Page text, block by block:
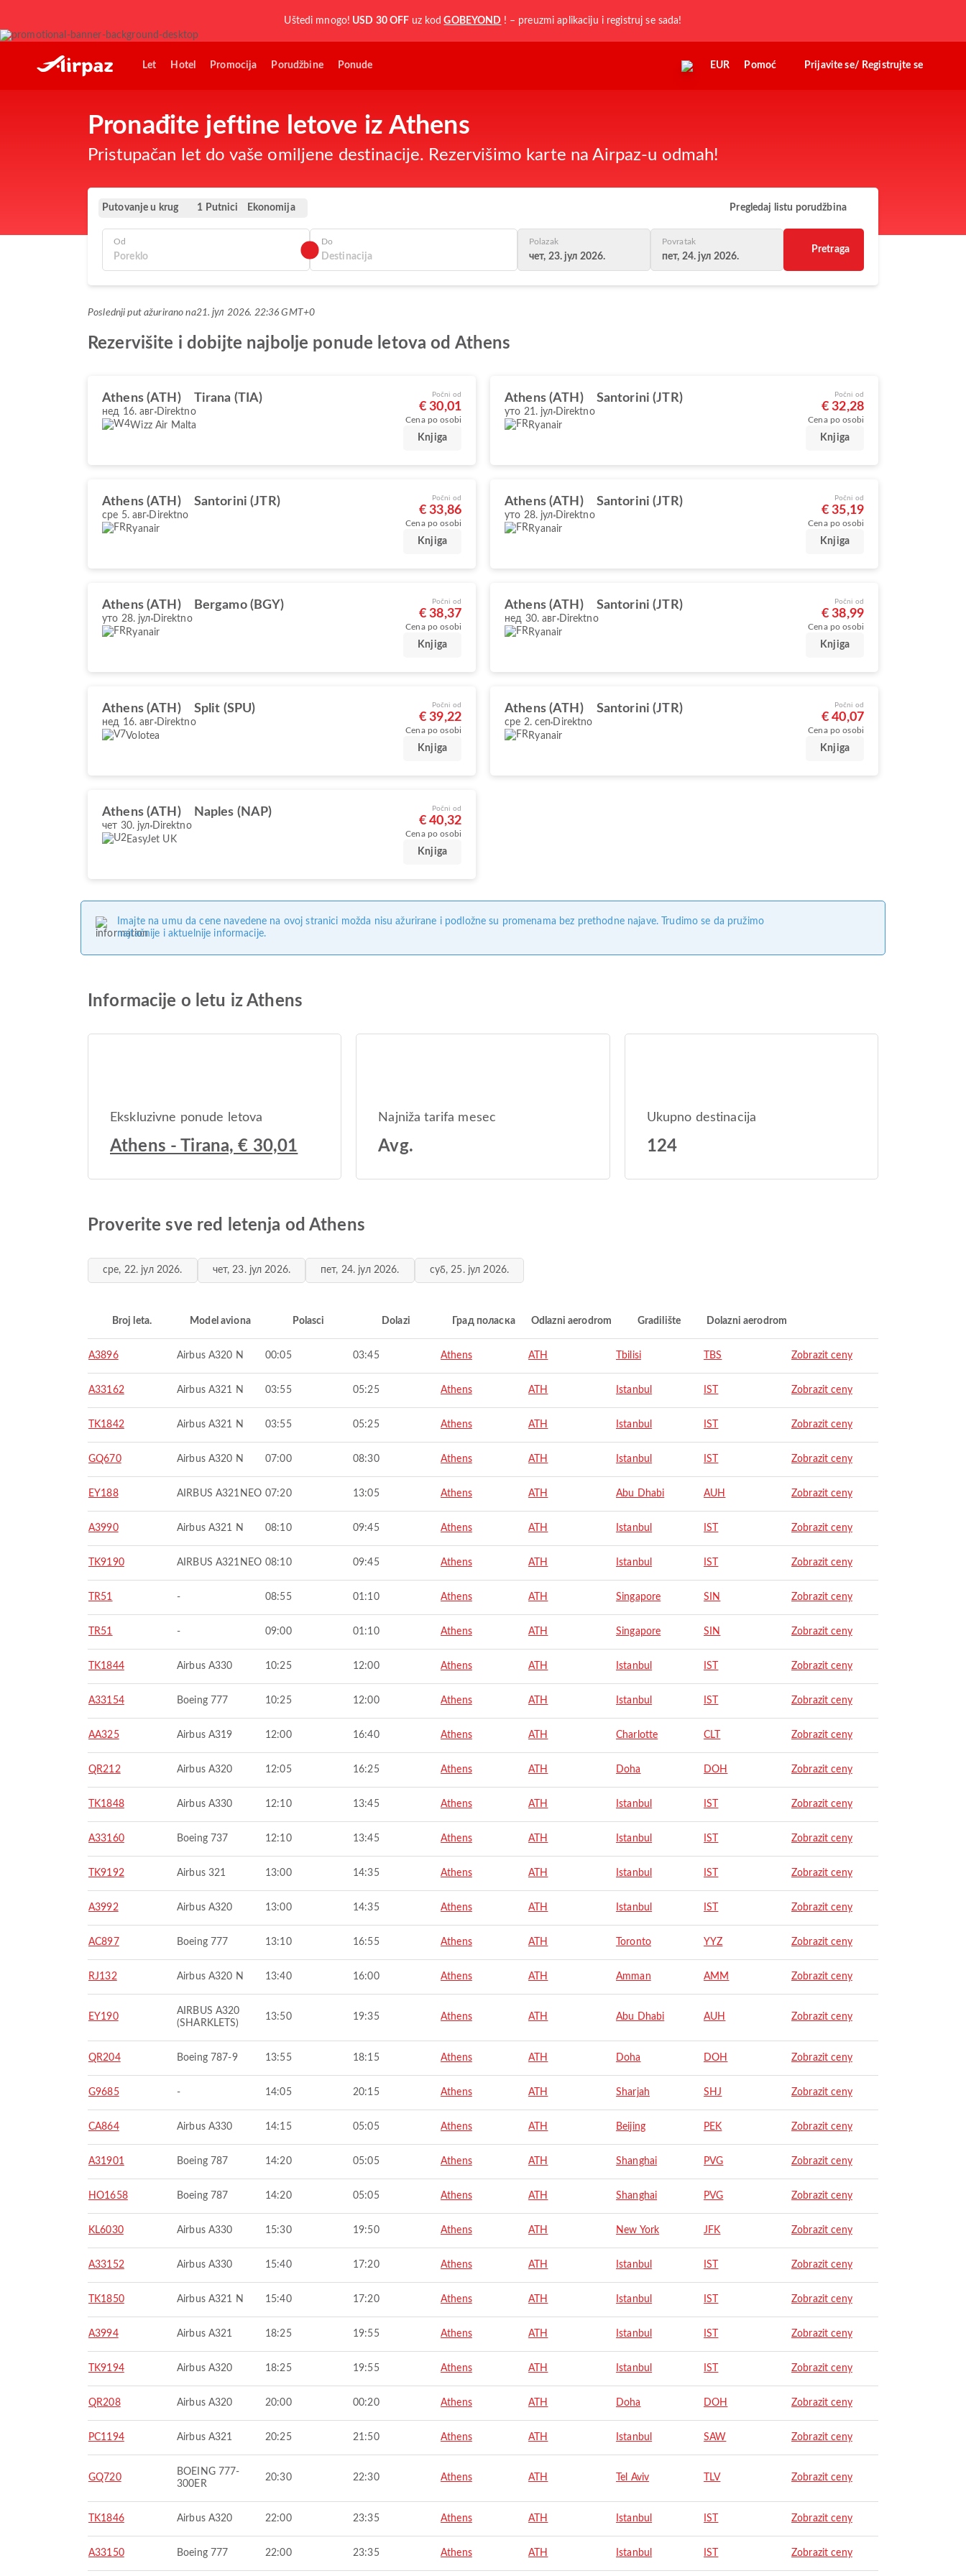
Uštedi mnogo! USD 30 OFF uz kod GOBEYOND ! – preuzmi aplikaciju i registruj se sada!
Let Hotel Promocija Porudžbine Ponude EUR Pomoć Prijavite se/ Registrujte se
Pronađite jeftine letove iz Athens
Pristupačan let do vaše omiljene destinacije. Rezervišimo karte na Airpaz-u odmah!
Putovanje u krug 1 Putnici Ekonomija Pregledaj listu porudžbina
Od Do Polazak
чет, 23. јул 2026.
Povratak
пет, 24. јул 2026.
Pretraga
Poslednji put ažurirano na21. јул 2026. 22:36 GMT+0
Rezervišite i dobijte najbolje ponude letova od Athens
Athens (ATH) Tirana (TIA)
нед 16. авг Direktno
Wizz Air Malta
Počni od
€ 30,01
Cena po osobi
Knjiga
Athens (ATH) Santorini (JTR)
уто 21. јул Direktno
Ryanair
Počni od
€ 32,28
Cena po osobi
Knjiga
Athens (ATH) Santorini (JTR)
сре 5. авг Direktno
Ryanair
Počni od
€ 33,86
Cena po osobi
Knjiga
Athens (ATH) Santorini (JTR)
уто 28. јул Direktno
Ryanair
Počni od
€ 35,19
Cena po osobi
Knjiga
Athens (ATH) Bergamo (BGY)
уто 28. јул Direktno
Ryanair
Počni od
€ 38,37
Cena po osobi
Knjiga
Athens (ATH) Santorini (JTR)
нед 30. авг Direktno
Ryanair
Počni od
€ 38,99
Cena po osobi
Knjiga
Athens (ATH) Split (SPU)
нед 16. авг Direktno
Volotea
Počni od
€ 39,22
Cena po osobi
Knjiga
Athens (ATH) Santorini (JTR)
сре 2. сеп Direktno
Ryanair
Počni od
€ 40,07
Cena po osobi
Knjiga
Athens (ATH) Naples (NAP)
чет 30. јул Direktno
EasyJet UK
Počni od
€ 40,32
Cena po osobi
Knjiga
Imajte na umu da cene navedene na ovoj stranici možda nisu ažurirane i podložne su promenama bez prethodne najave. Trudimo se da pružimo
najtačnije i aktuelnije informacije.
Informacije o letu iz Athens
Ekskluzivne ponude letova
Athens - Tirana, € 30,01
Najniža tarifa mesec
Avg.
Ukupno destinacija
124
Proverite sve red letenja od Athens
сре, 22. јул 2026. чет, 23. јул 2026. пет, 24. јул 2026. суб, 25. јул 2026.
Broj leta. Model aviona Polasci Dolazi Град поласка Odlazni aerodrom Gradilište Dolazni aerodrom
A3896 Airbus A320 N 00:05 03:45 Athens ATH Tbilisi TBS Zobrazit ceny
A33162 Airbus A321 N 03:55 05:25 Athens ATH Istanbul IST Zobrazit ceny
TK1842 Airbus A321 N 03:55 05:25 Athens ATH Istanbul IST Zobrazit ceny
GQ670 Airbus A320 N 07:00 08:30 Athens ATH Istanbul IST Zobrazit ceny
EY188 AIRBUS A321NEO 07:20 13:05 Athens ATH Abu Dhabi AUH Zobrazit ceny
A3990 Airbus A321 N 08:10 09:45 Athens ATH Istanbul IST Zobrazit ceny
TK9190 AIRBUS A321NEO 08:10 09:45 Athens ATH Istanbul IST Zobrazit ceny
TR51 - 08:55 01:10 Athens ATH Singapore SIN Zobrazit ceny
TR51 - 09:00 01:10 Athens ATH Singapore SIN Zobrazit ceny
TK1844 Airbus A330 10:25 12:00 Athens ATH Istanbul IST Zobrazit ceny
A33154 Boeing 777 10:25 12:00 Athens ATH Istanbul IST Zobrazit ceny
AA325 Airbus A319 12:00 16:40 Athens ATH Charlotte CLT Zobrazit ceny
QR212 Airbus A320 12:05 16:25 Athens ATH Doha DOH Zobrazit ceny
TK1848 Airbus A330 12:10 13:45 Athens ATH Istanbul IST Zobrazit ceny
A33160 Boeing 737 12:10 13:45 Athens ATH Istanbul IST Zobrazit ceny
TK9192 Airbus 321 13:00 14:35 Athens ATH Istanbul IST Zobrazit ceny
A3992 Airbus A320 13:00 14:35 Athens ATH Istanbul IST Zobrazit ceny
AC897 Boeing 777 13:10 16:55 Athens ATH Toronto YYZ Zobrazit ceny
RJ132 Airbus A320 N 13:40 16:00 Athens ATH Amman AMM Zobrazit ceny
EY190
AIRBUS A320
(SHARKLETS)
13:50 19:35 Athens ATH Abu Dhabi AUH Zobrazit ceny
QR204 Boeing 787-9 13:55 18:15 Athens ATH Doha DOH Zobrazit ceny
G9685 - 14:05 20:15 Athens ATH Sharjah SHJ Zobrazit ceny
CA864 Airbus A330 14:15 05:05 Athens ATH Beijing PEK Zobrazit ceny
A31901 Boeing 787 14:20 05:05 Athens ATH Shanghai PVG Zobrazit ceny
HO1658 Boeing 787 14:20 05:05 Athens ATH Shanghai PVG Zobrazit ceny
KL6030 Airbus A330 15:30 19:50 Athens ATH New York JFK Zobrazit ceny
A33152 Airbus A330 15:40 17:20 Athens ATH Istanbul IST Zobrazit ceny
TK1850 Airbus A321 N 15:40 17:20 Athens ATH Istanbul IST Zobrazit ceny
A3994 Airbus A321 18:25 19:55 Athens ATH Istanbul IST Zobrazit ceny
TK9194 Airbus A320 18:25 19:55 Athens ATH Istanbul IST Zobrazit ceny
QR208 Airbus A320 20:00 00:20 Athens ATH Doha DOH Zobrazit ceny
PC1194 Airbus A321 20:25 21:50 Athens ATH Istanbul SAW Zobrazit ceny
GQ720
BOEING 777-
300ER
20:30 22:30 Athens ATH Tel Aviv TLV Zobrazit ceny
TK1846 Airbus A320 22:00 23:35 Athens ATH Istanbul IST Zobrazit ceny
A33150 Boeing 777 22:00 23:35 Athens ATH Istanbul IST Zobrazit ceny